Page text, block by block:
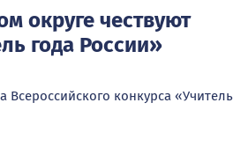
округе чествуют
года России»
конкурса «Учитель